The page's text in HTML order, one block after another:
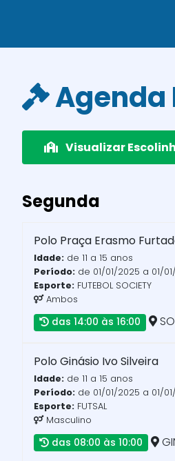
Agenda
Visualizar
Segunda
Polo Praça Erasmo
Idade: de 11 a 15 anos
Período: de 01/01/2025 a 01/
Esporte: FUTEBOL SOCIETY
Ambos
das 14:00 às 16:00
Polo Ginásio Ivo Silveira
Idade: de 11 a 15 anos
Período: de 01/01/2025 a 01/
Esporte: FUTSAL
Masculino
das 08:00 às 10:00